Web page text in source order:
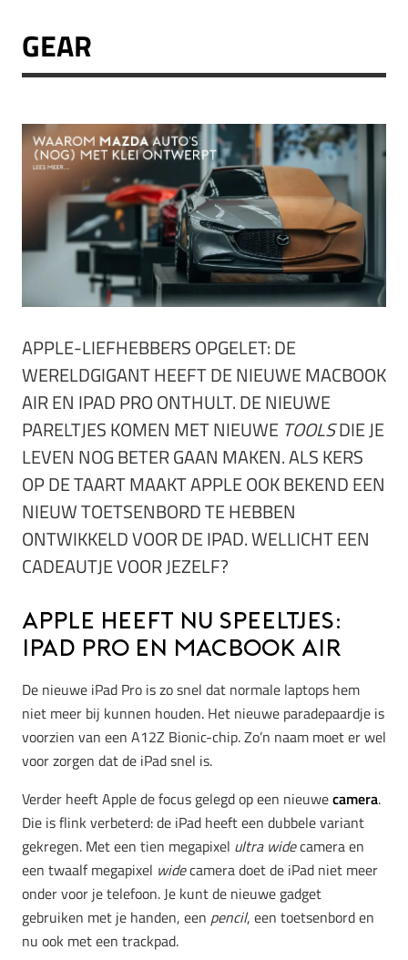
GEAR
APPLE-LIEFHEBBERS OPGELET: DE
WERELDGIGANT HEEFT DE NIEUWE MACBOOK
AIR EN IPAD PRO ONTHULT. DE NIEUWE
PARELTJES KOMEN MET NIEUWE TOOLSDIE JE
LEVEN NOG BETER GAAN MAKEN. ALS KERS
OP DE TAART MAAKT APPLE OOK BEKEND EEN
NIEUW TOETSENBORD TE HEBBEN
ONTWIKKELD VOOR DE IPAD. WELLICHT EEN
CADEAUTJE VOOR JEZELF?
Apple heeft nu speeltjes:
iPad Pro en MacBook Air
De nieuwe iPad Pro is zo snel dat normale laptops hem
niet meer bij kunnen houden. Het nieuwe paradepaardje is
voorzien van een A12Z Bionic-chip. Zo’n naam moet er wel
voor zorgen dat de iPad snel is.
Verder heeft Apple de focus gelegd op een nieuwecamera.
Die is flink verbeterd: de iPad heeft een dubbele variant
gekregen. Met een tien megapixel ultra widecamera en
een twaalf megapixel widecamera doet de iPad niet meer
onder voor je telefoon. Je kunt de nieuwe gadget
gebruiken met je handen, een pencil, een toetsenbord en
nu ook met een trackpad.